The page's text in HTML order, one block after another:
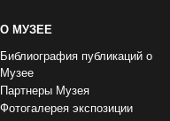
О МУЗЕЕ
Библиография публикаций о
Музее
Партнеры Музея
Фотогалерея экспозиции